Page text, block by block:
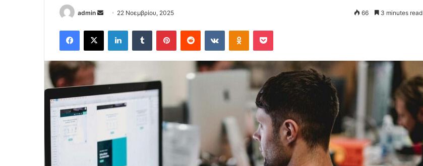
admin
Send
email
22 Νοεμβρίου, 2025 66 3 minutes read
Facebook
X LinkedInTumblr PinterestReddit VKontakteOdnoklassniki
Pocket